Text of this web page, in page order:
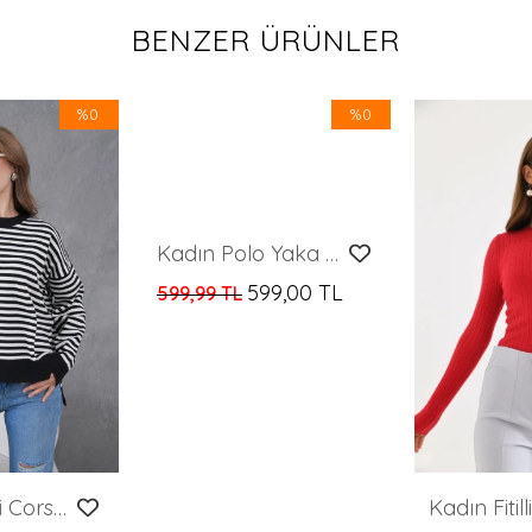
BENZER ÜRÜNLER
%0
Kadın Çizgili Corspan Yuvarlak Yaka Kazak
%0
Kadın Polo Yaka Çizgi desenli Kazak
599,99 TL 599,00 TL